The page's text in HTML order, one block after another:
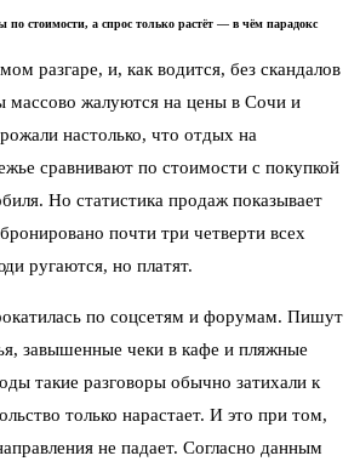
стоимости, а спрос только растёт — в чём парадокс
разгаре, и, как водится, без скандалов
массово жалуются на цены в Сочи и
настолько, что отдых на
сравнивают по стоимости с покупкой
Но статистика продаж показывает
почти три четверти всех
ругаются, но платят.
по соцсетям и форумам. Пишут
завышенные чеки в кафе и пляжные
такие разговоры обычно затихали к
только нарастает. И это при том,
не падает. Согласно данным